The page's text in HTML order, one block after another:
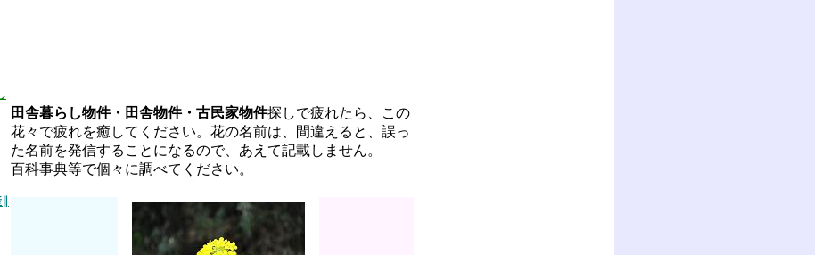
田舎暮らし物件・田舎物件・古民家物件探しで疲れたら、この
花々で疲れを癒してください。花の名前は、間違えると、誤っ
た名前を発信することになるので、あえて記載しません。
百科事典等で個々に調べてください。